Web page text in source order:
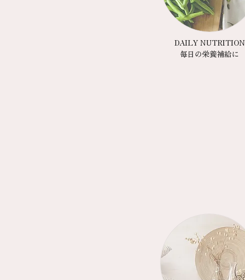
DAILY NUTRITION
毎日の栄養補給に